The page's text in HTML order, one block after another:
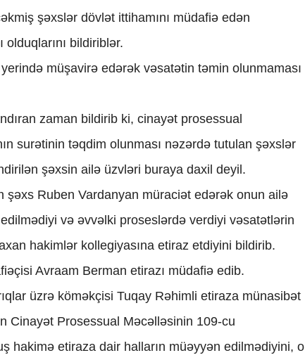
şəxslər dövlət ittihamını müdafiə edən
olduqlarını bildiriblər.
müşavirə edərək vəsatətin təmin olunmaması
zaman bildirib ki, cinayət prosessual
surətinin təqdim olunması nəzərdə tutulan şəxslər
şəxsin ailə üzvləri buraya daxil deyil.
şəxs Ruben Vardanyan müraciət edərək onun ailə
və əvvəlki proseslərdə verdiyi vəsatətlərin
hakimlər kollegiyasına etiraz etdiyini bildirib.
Avraam Berman etirazı müdafiə edib.
üzrə köməkçisi Tuqay Rəhimli etiraza münasibət
Cinayət Prosessual Məcəlləsinin 109-cu
hakimə etiraza dair halların müəyyən edilmədiyini, o